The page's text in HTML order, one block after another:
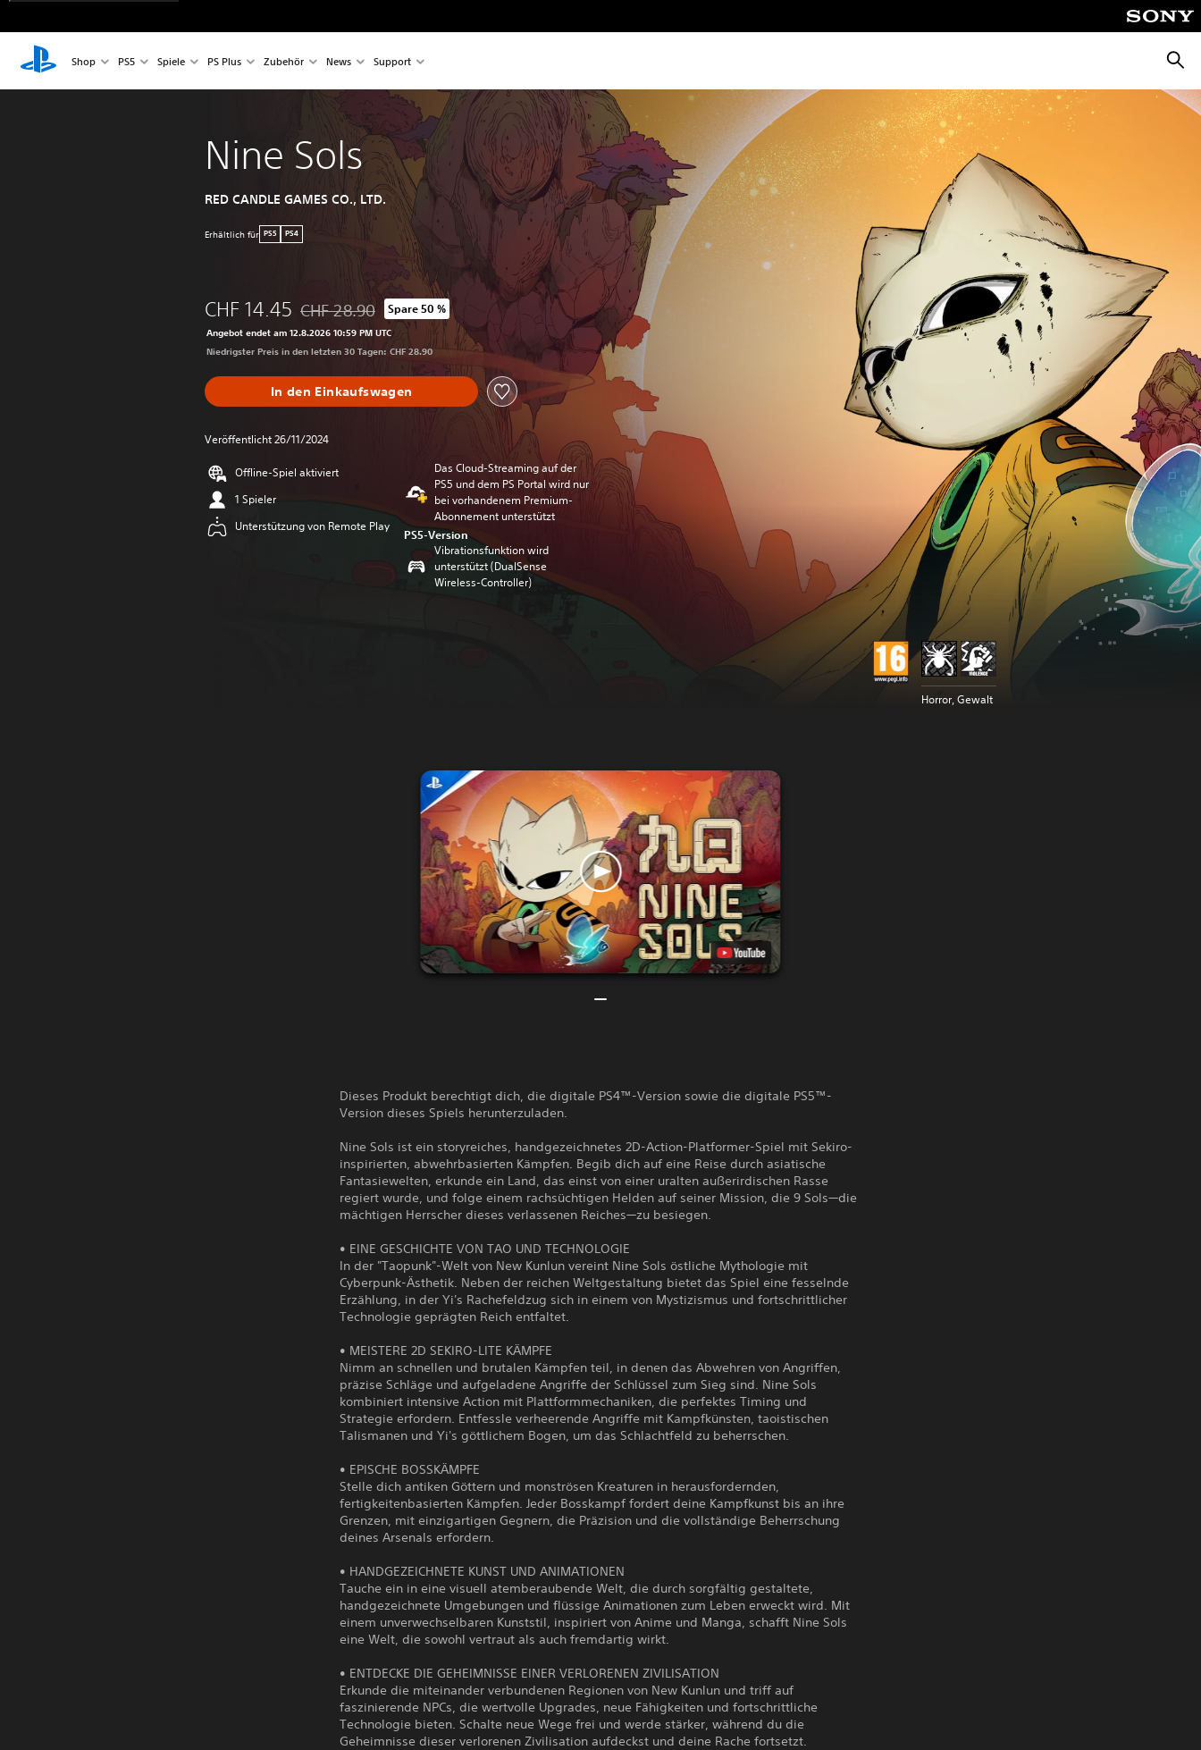
Shop PS5 Spiele PS Plus Zubehör News Support
Nine Sols
RED CANDLE GAMES CO., LTD.
Erhältlich für PS5 PS4
CHF 14.45 Preisnachlass gegenüber dem Originalpreis von CHF 28.90
CHF 28.90 Spare 50 %
Angebot endet am 12.8.2026 10:59 PM UTC
Niedrigster Preis in den letzten 30 Tagen: CHF 28.90
In den Einkaufswagen
Veröffentlicht 26/11/2024
Offline-Spiel aktiviert
1 Spieler
Unterstützung von Remote Play
Das Cloud-Streaming auf der
PS5 und dem PS Portal wird nur
bei vorhandenem Premium-
Abonnement unterstützt
PS5-Version
Vibrationsfunktion wird
unterstützt (DualSense
Wireless-Controller)
Horror, Gewalt
Dieses Produkt berechtigt dich, die digitale PS4™-Version sowie die digitale PS5™-
Version dieses Spiels herunterzuladen.
Nine Sols ist ein storyreiches, handgezeichnetes 2D-Action-Platformer-Spiel mit Sekiro-
inspirierten, abwehrbasierten Kämpfen. Begib dich auf eine Reise durch asiatische
Fantasiewelten, erkunde ein Land, das einst von einer uralten außerirdischen Rasse
regiert wurde, und folge einem rachsüchtigen Helden auf seiner Mission, die 9 Sols—die
mächtigen Herrscher dieses verlassenen Reiches—zu besiegen.
• EINE GESCHICHTE VON TAO UND TECHNOLOGIE
In der "Taopunk"-Welt von New Kunlun vereint Nine Sols östliche Mythologie mit
Cyberpunk-Ästhetik. Neben der reichen Weltgestaltung bietet das Spiel eine fesselnde
Erzählung, in der Yi's Rachefeldzug sich in einem von Mystizismus und fortschrittlicher
Technologie geprägten Reich entfaltet.
• MEISTERE 2D SEKIRO-LITE KÄMPFE
Nimm an schnellen und brutalen Kämpfen teil, in denen das Abwehren von Angriffen,
präzise Schläge und aufgeladene Angriffe der Schlüssel zum Sieg sind. Nine Sols
kombiniert intensive Action mit Plattformmechaniken, die perfektes Timing und
Strategie erfordern. Entfessle verheerende Angriffe mit Kampfkünsten, taoistischen
Talismanen und Yi's göttlichem Bogen, um das Schlachtfeld zu beherrschen.
• EPISCHE BOSSKÄMPFE
Stelle dich antiken Göttern und monströsen Kreaturen in herausfordernden,
fertigkeitenbasierten Kämpfen. Jeder Bosskampf fordert deine Kampfkunst bis an ihre
Grenzen, mit einzigartigen Gegnern, die Präzision und die vollständige Beherrschung
deines Arsenals erfordern.
• HANDGEZEICHNETE KUNST UND ANIMATIONEN
Tauche ein in eine visuell atemberaubende Welt, die durch sorgfältig gestaltete,
handgezeichnete Umgebungen und flüssige Animationen zum Leben erweckt wird. Mit
einem unverwechselbaren Kunststil, inspiriert von Anime und Manga, schafft Nine Sols
eine Welt, die sowohl vertraut als auch fremdartig wirkt.
• ENTDECKE DIE GEHEIMNISSE EINER VERLORENEN ZIVILISATION
Erkunde die miteinander verbundenen Regionen von New Kunlun und triff auf
faszinierende NPCs, die wertvolle Upgrades, neue Fähigkeiten und fortschrittliche
Technologie bieten. Schalte neue Wege frei und werde stärker, während du die
Geheimnisse dieser verlorenen Zivilisation aufdeckst und deine Rache fortsetzt.